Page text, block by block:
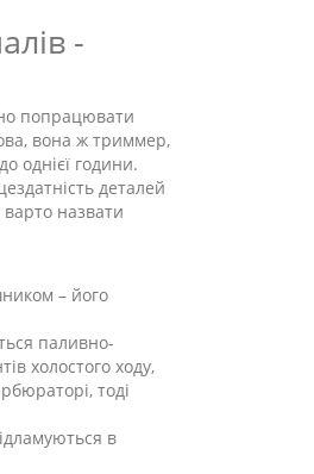
-
попрацювати
вона ж триммер,
однієї години.
деталей
варто назвати
– його
паливно-
холостого ходу,
тоді
в